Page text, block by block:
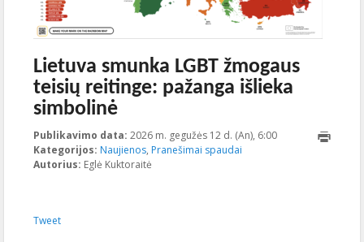
Lietuva smunka LGBT žmogaus
teisių reitinge: pažanga išlieka
simbolinė
Publikavimo data: 2026 m. gegužės 12 d. (An), 6:00
Kategorijos: Naujienos, Pranešimai spaudai
Autorius: Eglė Kuktoraitė
Tweet